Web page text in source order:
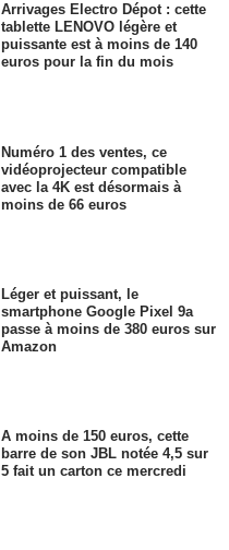
Arrivages Electro Dépot : cette
tablette LENOVO légère et
puissante est à moins de 140
euros pour la fin du mois
Numéro 1 des ventes, ce
vidéoprojecteur compatible
avec la 4K est désormais à
moins de 66 euros
Léger et puissant, le
smartphone Google Pixel 9a
passe à moins de 380 euros sur
Amazon
A moins de 150 euros, cette
barre de son JBL notée 4,5 sur
5 fait un carton ce mercredi